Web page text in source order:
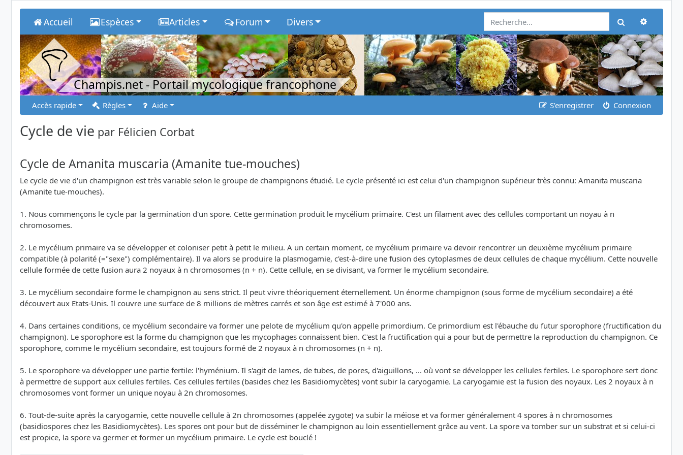
Accueil Espèces Articles Forum Divers Rechercher
Champis.net- Portail mycologique francophone
Accès rapide Règles Aide S’enregistrer Connexion
Cycle de vie par Félicien Corbat
Cycle de Amanita muscaria (Amanite tue-mouches)
Le cycle de vie d'un champignon est très variable selon le groupe de champignons étudié. Le cycle présenté ici est celui d'un champignon supérieur très connu: Amanita muscaria
(Amanite tue-mouches).
1. Nous commençons le cycle par la germination d'un spore. Cette germination produit le mycélium primaire. C'est un filament avec des cellules comportant un noyau à n
chromosomes.
2. Le mycélium primaire va se développer et coloniser petit à petit le milieu. A un certain moment, ce mycélium primaire va devoir rencontrer un deuxième mycélium primaire
compatible (à polarité (="sexe") complémentaire). Il va alors se produire la plasmogamie, c'est-à-dire une fusion des cytoplasmes de deux cellules de chaque mycélium. Cette nouvelle
cellule formée de cette fusion aura 2 noyaux à n chromosomes (n + n). Cette cellule, en se divisant, va former le mycélium secondaire.
3. Le mycélium secondaire forme le champignon au sens strict. Il peut vivre théoriquement éternellement. Un énorme champignon (sous forme de mycélium secondaire) a été
découvert aux Etats-Unis. Il couvre une surface de 8 millions de mètres carrés et son âge est estimé à 7'000 ans.
4. Dans certaines conditions, ce mycélium secondaire va former une pelote de mycélium qu'on appelle primordium. Ce primordium est l'ébauche du futur sporophore (fructification du
champignon). Le sporophore est la forme du champignon que les mycophages connaissent bien. C'est la fructification qui a pour but de permettre la reproduction du champignon. Ce
sporophore, comme le mycélium secondaire, est toujours formé de 2 noyaux à n chromosomes (n + n).
5. Le sporophore va développer une partie fertile: l'hyménium. Il s'agit de lames, de tubes, de pores, d'aiguillons, ... où vont se développer les cellules fertiles. Le sporophore sert donc
à permettre de support aux cellules fertiles. Ces cellules fertiles (basides chez les Basidiomycètes) vont subir la caryogamie. La caryogamie est la fusion des noyaux. Les 2 noyaux à n
chromosomes vont former un unique noyau à 2n chromosomes.
6. Tout-de-suite après la caryogamie, cette nouvelle cellule à 2n chromosomes (appelée zygote) va subir la méiose et va former généralement 4 spores à n chromosomes
(basidiospores chez les Basidiomycètes). Les spores ont pour but de disséminer le champignon au loin essentiellement grâce au vent. La spore va tomber sur un substrat et si celui-ci
est propice, la spore va germer et former un mycélium primaire. Le cycle est bouclé !